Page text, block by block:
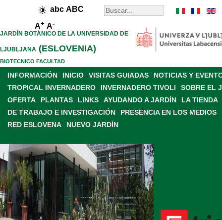
abc ABC
A+ A-
JARDÍN BOTÁNICO DE LA UNIVERSIDAD DE
LJUBLJANA (ESLOVENIA)
BIOTECNICO FACULTAD
INFORMACIÓN INICIO VISITAS GUIADAS
NOTICIAS Y
TROPICAL INVERNADERO
INVERNADERO TIVOLI
SOBRE EL
OFERTA
PLANTAS LINKS AYUDANDO A JARDÍN
LA TIENDA
DE TRABAJO E INVESTIGACIÓN
PRESENCIA EN LOS MEDIOS
RED ESLOVENA
NUEVO JARDÍN